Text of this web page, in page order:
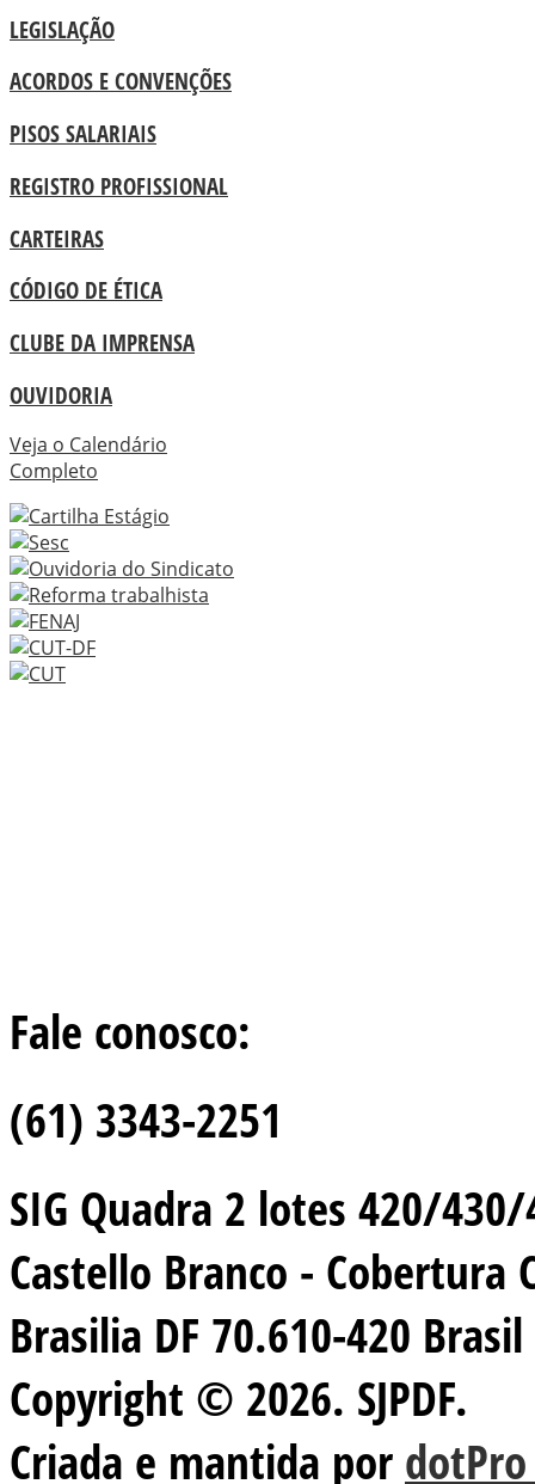
LEGISLAÇÃO
ACORDOS E CONVENÇÕES
PISOS SALARIAIS
REGISTRO PROFISSIONAL
CARTEIRAS
CÓDIGO DE ÉTICA
CLUBE DA IMPRENSA
OUVIDORIA
Veja o Calendário
Completo
Fale conosco:
(61) 3343-2251
SIG Quadra 2 lotes 420/
Castello Branco - Cobertura
Brasilia DF 70.610-420 Brasil
Copyright © 2026. SJPDF.
Criada e mantida por